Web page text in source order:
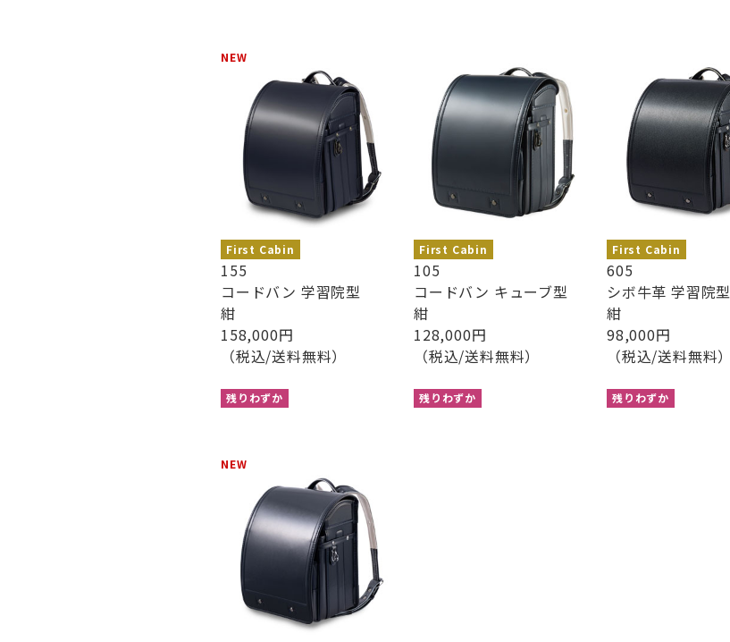
First Cabin
155
コードバン 学習院型
紺
158,000円
（税込/送料無料）
残りわずか
NEW
First Cabin
105
コードバン キューブ型
紺
128,000円
（税込/送料無料）
残りわずか
First Cabin
605
シボ牛革 学習院型
紺
98,000円
（税込/送料無料）
残りわずか
NEW